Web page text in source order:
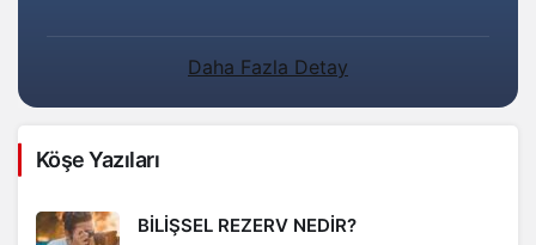
Daha Fazla Detay
Köşe Yazıları
BİLİŞSEL REZERV NEDİR?